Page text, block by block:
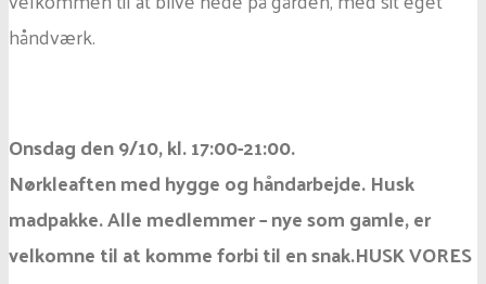
håndværk.
Onsdag den 9/10, kl. 17:00-21:00.
Nørkleaften med hygge og håndarbejde. Husk
madpakke. Alle medlemmer – nye som gamle, er
velkomne til at komme forbi til en snak.HUSK VORES